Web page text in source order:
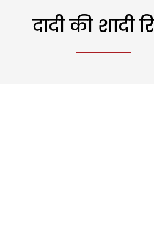
दादी की शादी